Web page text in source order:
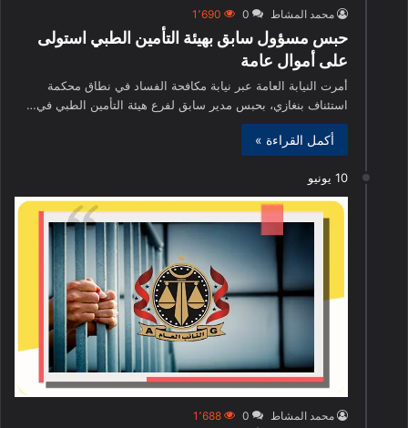
محمد المشاط 0 1٬690
حبس مسؤول سابق بهيئة التأمين الطبي استولى
على أموال عامة
أمرت النيابة العامة عبر نيابة مكافحة الفساد في نطاق محكمة
استئناف بنغازي، بحبس مدير سابق لفرع هيئة التأمين الطبي في…
أكمل القراءة »
10 يونيو
محمد المشاط 0 1٬688